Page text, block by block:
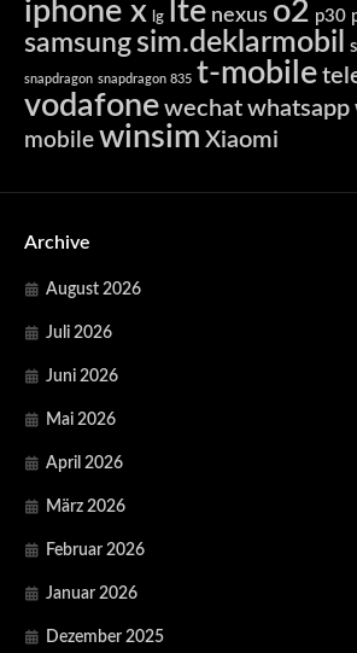
iphone x lg lte nexus o2 p30
samsung sim.deklarmobil
snapdragon snapdragon 835 t-mobile
vodafone wechat whatsapp
mobile winsim Xiaomi
Archive
August 2026
Juli 2026
Juni 2026
Mai 2026
April 2026
März 2026
Februar 2026
Januar 2026
Dezember 2025